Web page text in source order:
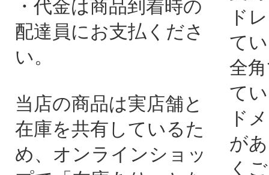
・代金は商品到着時の
配達員にお支払くださ
い。
当店の商品は実店舗と
在庫を共有しているた
め、オンラインショッ
ド
て
全
て
ド
が
く